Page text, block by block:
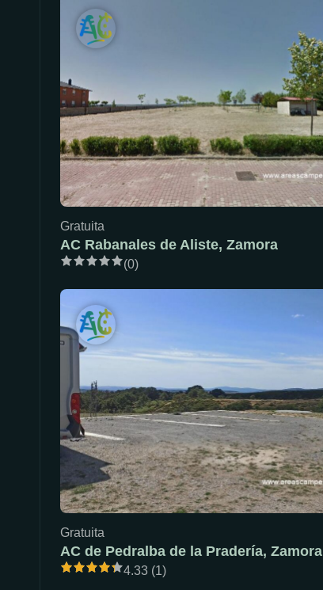
Gratuita
AC Rabanales de Aliste, Zamora
(0)
Gratuita
AC de Pedralba de la Pradería, Zamora
4.33 (1)